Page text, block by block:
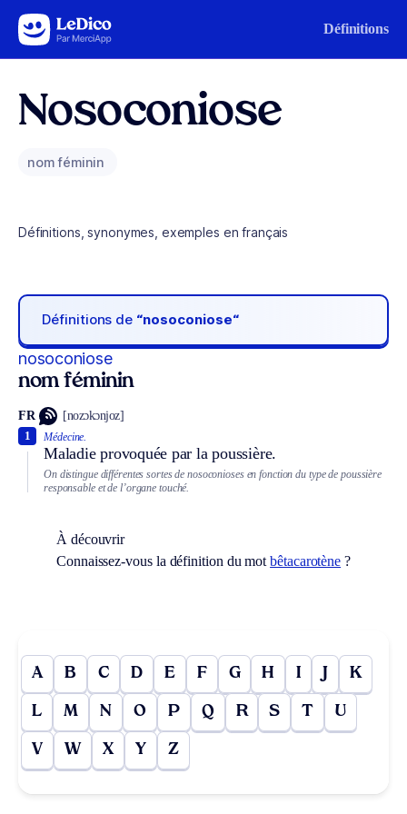
Aller au contenu Définitions
Nosoconiose
nom féminin
Définitions, synonymes, exemples en français
Définitions de “nosoconiose“
nosoconiose
nom féminin
FR [nozɔkɔnjoz]
Médecine.
Maladie provoquée par la poussière.
1
On distingue différentes sortes de nosoconioses en fonction du type de poussière
responsable et de l’organe touché.
À découvrir
Connaissez-vous la définition du motbêtacarotène ?
A B C D E F G H I J K
L M N O P Q R S T U
V W X Y Z